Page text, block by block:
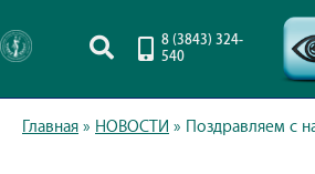
8 (3843) 324-
540
Главная » НОВОСТИ » Поздравляем с